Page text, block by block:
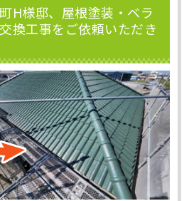
H様邸、屋根塗装・ベラ
換工事をご依頼いただき